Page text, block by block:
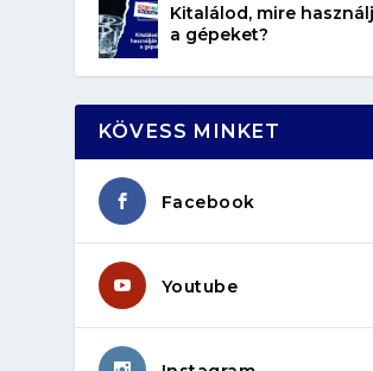
Kitalálod, mire
a gépeket?
KÖVESS MINKET
Facebook
Youtube